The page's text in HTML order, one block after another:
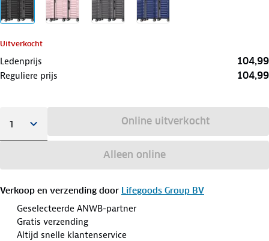
Uitverkocht
Ledenprijs 104,99
Reguliere prijs 104,99
Online uitverkocht
Alleen online
Verkoop en verzending door Lifegoods Group BV
Geselecteerde ANWB-partner
Gratis verzending
Altijd snelle klantenservice